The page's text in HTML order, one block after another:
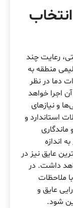
رعایت چند
منطقه به
دما در نظر
اجرا خواهد
و نیازهای
استاندارد و
اندازه
عایق نیز در
داشت. در
ملاحظات
عایق و
شود.